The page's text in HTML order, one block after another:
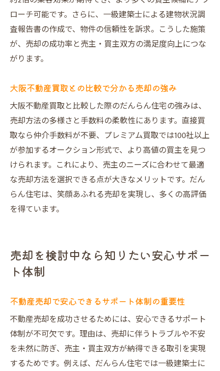
ローチ可能です。さらに、一級建築士による建物状況調
査報告書の作成で、物件の信頼性を訴求。こうした施策
が、売却の成功率と売主・買主双方の満足度向上につな
がります。
大阪不動産買取との比較で分かる売却の強み
大阪不動産買取と比較した際のだんらん住宅の強みは、
売却方法の多様さと手数料の柔軟性にあります。直接買
取なら仲介手数料が不要、プレミアム買取では100社以上
が参加するオークション形式で、より高値の買主を見つ
けられます。これにより、売主のニーズに合わせて最適
な売却方法を選択できる点が大きなメリットです。だん
らん住宅は、笑顔あふれる売却を実現し、多くの高評価
を得ています。
売却を検討中なら知りたい安心サポー
ト体制
不動産売却で安心できるサポート体制の重要性
不動産売却を成功させるためには、安心できるサポート
体制が不可欠です。理由は、売却に伴うトラブルや不安
を未然に防ぎ、売主・買主双方が納得できる取引を実現
するためです。例えば、だんらん住宅では一級建築士に